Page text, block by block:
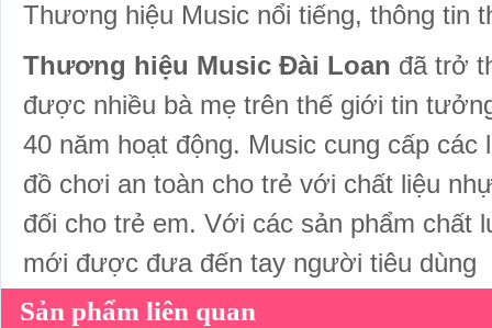
Thương hiệu Music nổi tiếng, thông tin
Thương hiệu Music Đài Loan đã trở
được nhiều bà mẹ trên thế giới tin
40 năm hoạt động. Music cung cấp các
đồ chơi an toàn cho trẻ với chất liệu
đối cho trẻ em. Với các sản phẩm chất
mới được đưa đến tay người tiêu dùng
Sản phẩm liên quan